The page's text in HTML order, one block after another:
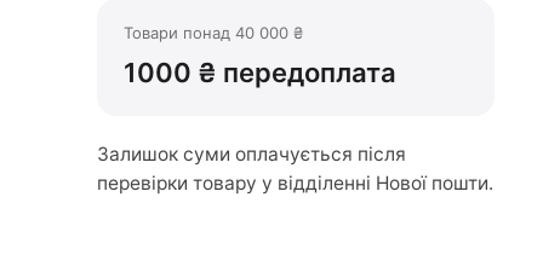
Товари понад 40 000 ₴
1000 ₴ передоплата
Залишок суми оплачується після
перевірки товару у відділенні Нової пошти.